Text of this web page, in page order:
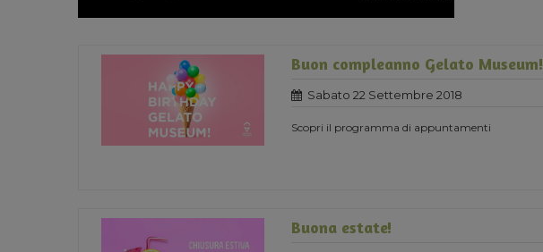
Buon compleanno Gelato Museum!
Sabato 22 Settembre 2018
Scopri il programma di appuntamenti
Buona estate!